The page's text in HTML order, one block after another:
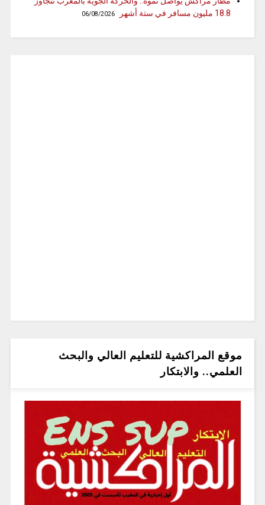
18.8 مليون مسافر في ستة أشهر
06/08/2026
موقع المراكشية للتعليم العالي والبحث
العلمي.. والابتكار